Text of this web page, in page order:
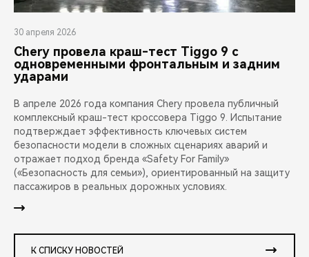
30 апреля 2026
Chery провела краш-тест Tiggo 9 с
одновременными фронтальным и задним
ударами
В апреле 2026 года компания Chery провела публичный
комплексный краш-тест кроссовера Tiggo 9. Испытание
подтверждает эффективность ключевых систем
безопасности модели в сложных сценариях аварий и
отражает подход бренда «Safety For Family»
(«Безопасность для семьи»), ориентированный на защиту
пассажиров в реальных дорожных условиях.
К СПИСКУ НОВОСТЕЙ